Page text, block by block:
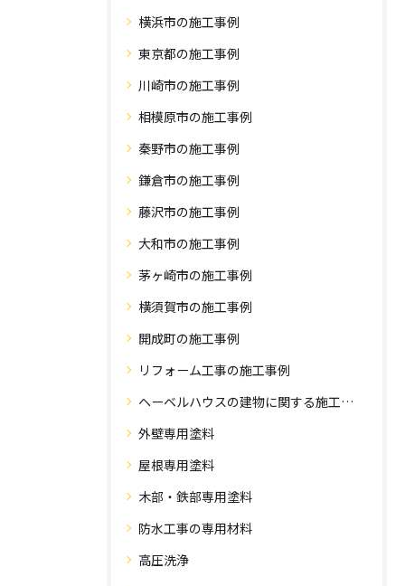
横浜市の施工事例
東京都の施工事例
川崎市の施工事例
相模原市の施工事例
秦野市の施工事例
鎌倉市の施工事例
藤沢市の施工事例
大和市の施工事例
茅ヶ崎市の施工事例
横須賀市の施工事例
開成町の施工事例
リフォーム工事の施工事例
ヘーベルハウスの建物に関する施工事例
外壁専用塗料
屋根専用塗料
木部・鉄部専用塗料
防水工事の専用材料
高圧洗浄